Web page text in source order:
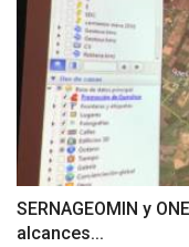
SERNAGEOMIN y
alcances...